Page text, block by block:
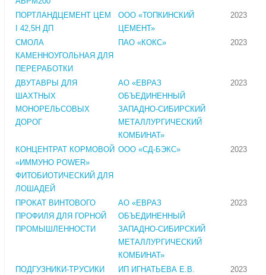
ПОРТЛАНДЦЕМЕНТ ЦЕМ
I 42,5Н ДП
ООО «ТОПКИНСКИЙ
ЦЕМЕНТ»
2023
СМОЛА
КАМЕННОУГОЛЬНАЯ ДЛЯ
ПЕРЕРАБОТКИ
ПАО «КОКС» 2023
ДВУТАВРЫ ДЛЯ
ШАХТНЫХ
МОНОРЕЛЬСОВЫХ
ДОРОГ
АО «ЕВРАЗ
ОБЪЕДИНЕННЫЙ
ЗАПАДНО-СИБИРСКИЙ
МЕТАЛЛУРГИЧЕСКИЙ
КОМБИНАТ»
2023
КОНЦЕНТРАТ КОРМОВОЙ
«ИММУНО POWER»
ФИТОБИОТИЧЕСКИЙ ДЛЯ
ЛОШАДЕЙ
ООО «СД-БЭКС» 2023
ПРОКАТ ВИНТОВОГО
ПРОФИЛЯ ДЛЯ ГОРНОЙ
ПРОМЫШЛЕННОСТИ
АО «ЕВРАЗ
ОБЪЕДИНЕННЫЙ
ЗАПАДНО-СИБИРСКИЙ
МЕТАЛЛУРГИЧЕСКИЙ
КОМБИНАТ»
2023
ПОДГУЗНИКИ-ТРУСИКИ
ИП ИГНАТЬЕВА Е.В. 2023